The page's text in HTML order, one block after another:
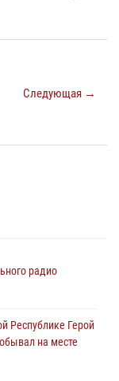
Следующая →
радио
Республике Герой
на месте